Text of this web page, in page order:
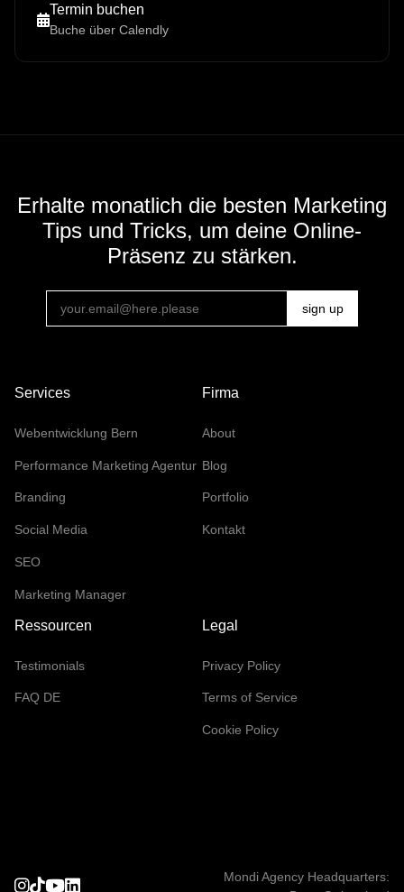
Termin buchen
Buche über Calendly
Erhalte monatlich die besten Marketing
Tips und Tricks, um deine Online-
Präsenz zu stärken.
Services
Webentwicklung Bern
Performance Marketing Agentur
Branding
Social Media
SEO
Marketing Manager
Firma
About
Blog
Portfolio
Kontakt
Ressourcen
Testimonials
FAQ DE
Legal
Privacy Policy
Terms of Service
Cookie Policy
Mondi Agency Headquarters: